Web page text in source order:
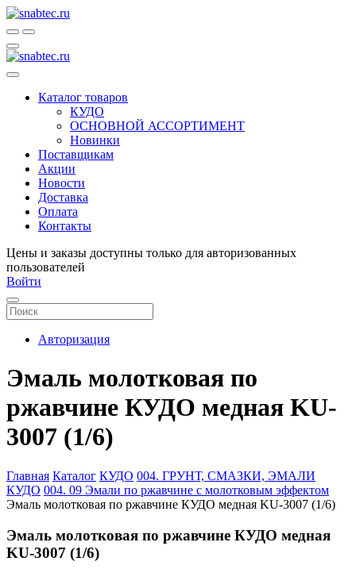
Каталог товаров
КУДО
ОСНОВНОЙ АССОРТИМЕНТ
Новинки
Поставщикам
Акции
Новости
Доставка
Оплата
Контакты
Цены и заказы доступны только для авторизованных
пользователей
Войти
Авторизация
Эмаль молотковая по
ржавчине КУДО медная KU-
3007 (1/6)
Главная Каталог КУДО 004. ГРУНТ, СМАЗКИ, ЭМАЛИ
КУДО 004. 09 Эмали по ржавчине с молотковым эффектом
Эмаль молотковая по ржавчине КУДО медная KU-3007 (1/6)
Эмаль молотковая по ржавчине КУДО медная
KU-3007 (1/6)